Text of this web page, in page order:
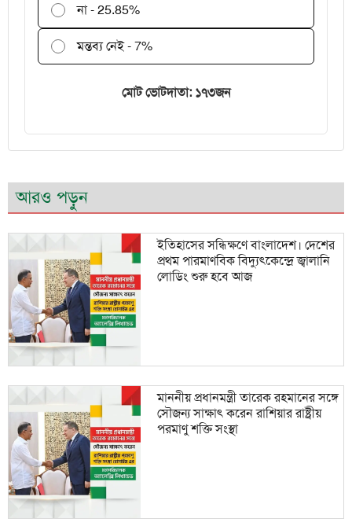
না - 25.85%
মন্তব্য নেই - 7%
মোট ভোটদাতা: ১৭৩জন
আরও পড়ুন
ইতিহাসের সন্ধিক্ষণে বাংলাদেশ। দেশের
প্রথম পারমাণবিক বিদ্যুৎকেন্দ্রে জ্বালানি
লোডিং শুরু হবে আজ
মাননীয় প্রধানমন্ত্রী তারেক রহমানের সঙ্গে
সৌজন্য সাক্ষাৎ করেন রাশিয়ার রাষ্ট্রীয়
পরমাণু শক্তি সংস্থা